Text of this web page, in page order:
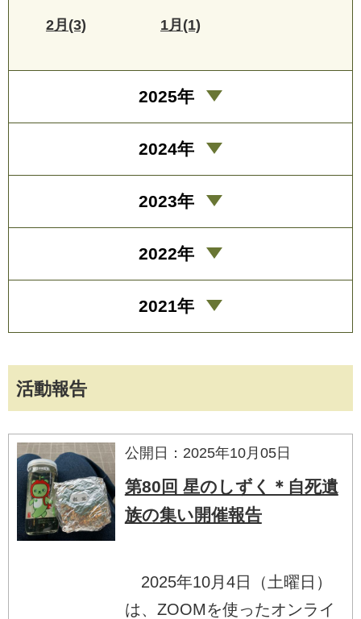
活動報告
公開日：2025年10月05日
第80回 星のしずく＊自死遺
族の集い開催報告
2025年10月4日（土曜日）
は、ZOOMを使ったオンライ
2月(3) 1月(1)
2025年
2024年
2023年
2022年
2021年